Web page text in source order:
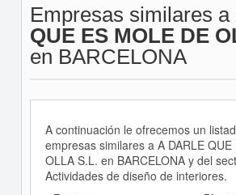
Empresas similares a
QUE ES MOLE DE
en BARCELONA
A continuación le ofrecemos un
empresas similares a A DARLE QUE
OLLA S.L. en BARCELONA y del
Actividades de diseño de interiores.